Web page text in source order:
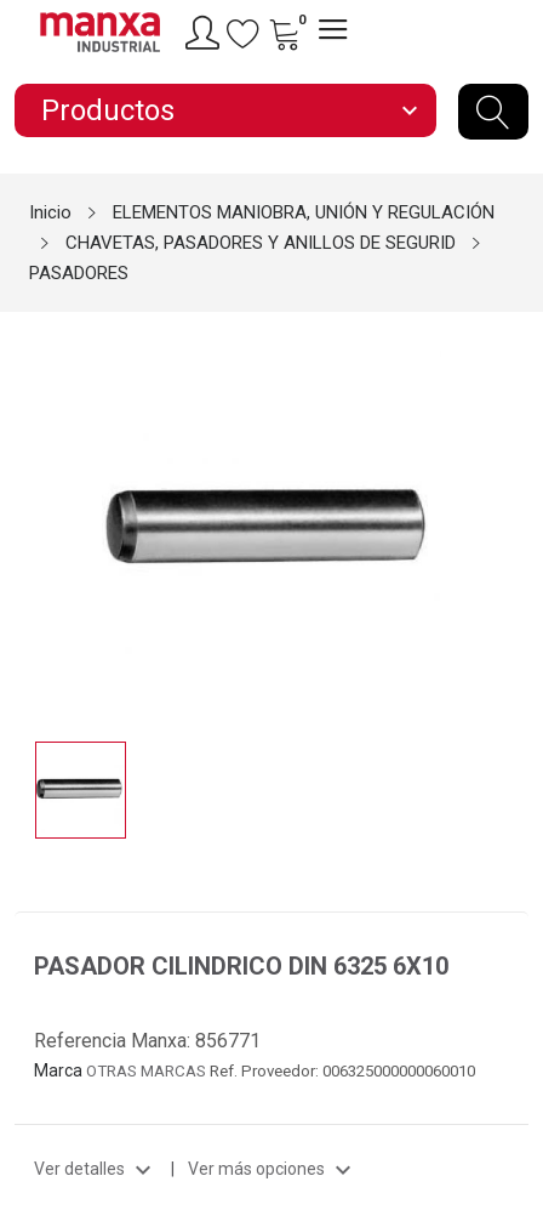
0
Productos expand_more
Inicio
ELEMENTOS MANIOBRA, UNIÓN Y REGULACIÓN
CHAVETAS, PASADORES Y ANILLOS DE SEGURID
PASADORES
PASADOR CILINDRICO DIN 6325 6X10
Referencia Manxa: 856771
Marca OTRAS MARCAS Ref. Proveedor: 006325000000060010
Ver detalles expand_more | Ver más opciones expand_more